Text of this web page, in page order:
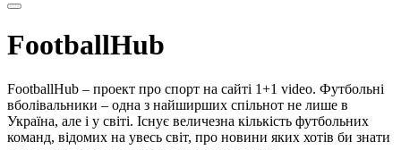
FootballHub
FootballHub – проект про спорт на сайті 1+1 video. Футбольні
вболівальники – одна з найширших спільнот не лише в
Україна, але і у світі. Існує величезна кількість футбольних
команд, відомих на увесь світ, про новини яких хотів би знати